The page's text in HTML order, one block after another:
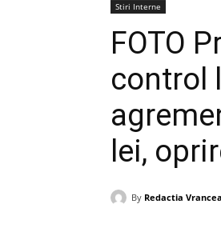
Stiri Interne
FOTO
control
lei,
By Redactia